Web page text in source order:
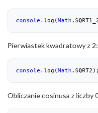
console .log(Math
Pierwiastek kwadratowy z 2:
console .log(Math
Obliczanie cosinusa z liczby